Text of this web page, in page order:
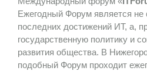
Ежегодный Форум является не
последних достижений ИТ, а,
государственную политику и
развития общества. В
подобный Форум проходит